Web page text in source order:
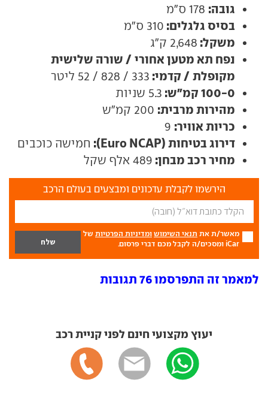
גובה:
בסיס גלגלים: 310 ס"מ
משקל: 2,648 ק"ג
נפח תא מטען אחורי / שורה שלישית
מקופלת / קדמי: 333 / 828 / 52 ליטר
100-0 קמ"ש: 5.3 שניות
מהירות מרבית:
כריות אוויר:
דירוג בטיחות (Euro NCAP): חמישה כוכבים
מחיר רכב מבחן: 489 אלף שקל
הירשמו לקבלת עדכונים ומבצעים בעולם הרכב
מאשר/ת את תנאי השימוש ומדיניות הפרטיות של
iCar ומסכים/ה לקבל מכם דברי פרסום.
למאמר זה התפרסמו 76 תגובות
יעוץ מקצועי חינם לפני קניית רכב